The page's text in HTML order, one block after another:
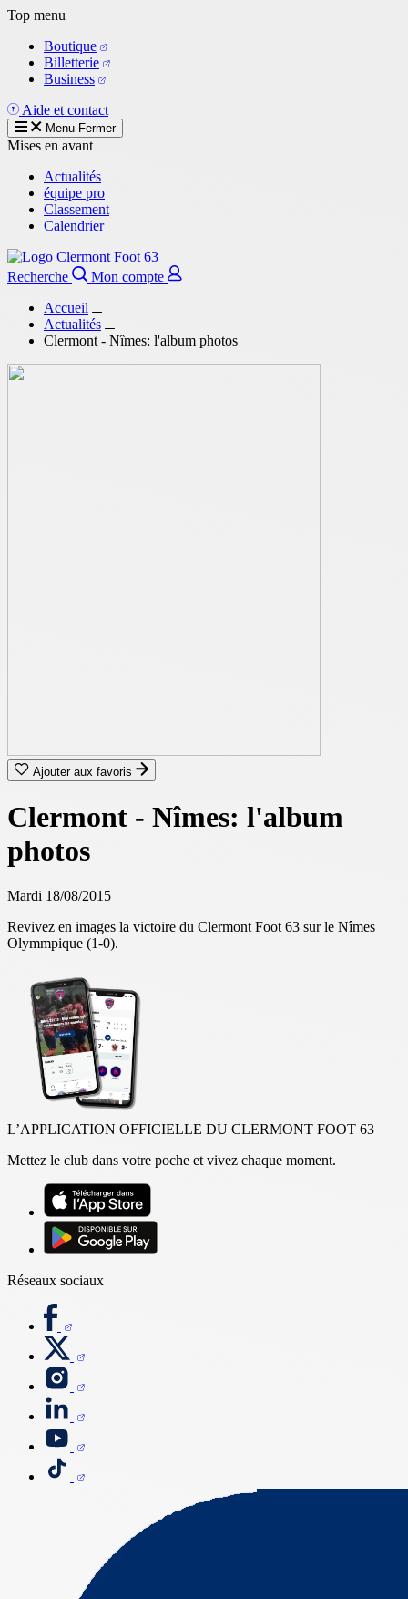
Aller
contenu
principal
Top menu
Boutique
Billetterie
Business
Aide et contact
Menu Fermer
Mises en avant
Actualités
équipe pro
Classement
Calendrier
Recherche
Mon compte
Accueil
Actualités
Clermont - Nîmes: l'album photos
Ajouter aux favoris
Clermont - Nîmes: l'album
photos
Mardi 18/08/2015
Revivez en images la victoire du Clermont Foot 63 sur le Nîmes
Olymmpique (1-0).
L’APPLICATION OFFICIELLE DU CLERMONT FOOT 63
Mettez le club dans votre poche et vivez chaque moment.
Réseaux sociaux